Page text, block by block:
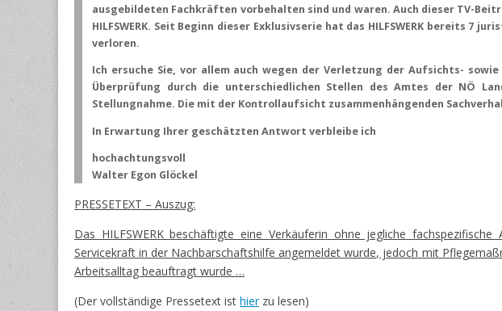
ausgebildeten Fachkräften vorbehalten sind und waren. Auch dieser TV-
HILFSWERK. Seit Beginn dieser Exklusivserie hat das HILFSWERK bereits 7
verloren.
Ich ersuche Sie, vor allem auch wegen der Verletzung der Aufsichts-
Überprüfung durch die unterschiedlichen Stellen des Amtes der NÖ
Stellungnahme. Die mit der Kontrollaufsicht zusammenhängenden
In Erwartung Ihrer geschätzten Antwort verbleibe ich
hochachtungsvoll
Walter Egon Glöckel
PRESSETEXT – Auszug:
Das HILFSWERK beschäftigte eine Verkäuferin ohne jegliche
Servicekraft in der Nachbarschaftshilfe angemeldet wurde, jedoch mit
Arbeitsalltag beauftragt wurde …
(Der vollständige Pressetext ist hierzu lesen)